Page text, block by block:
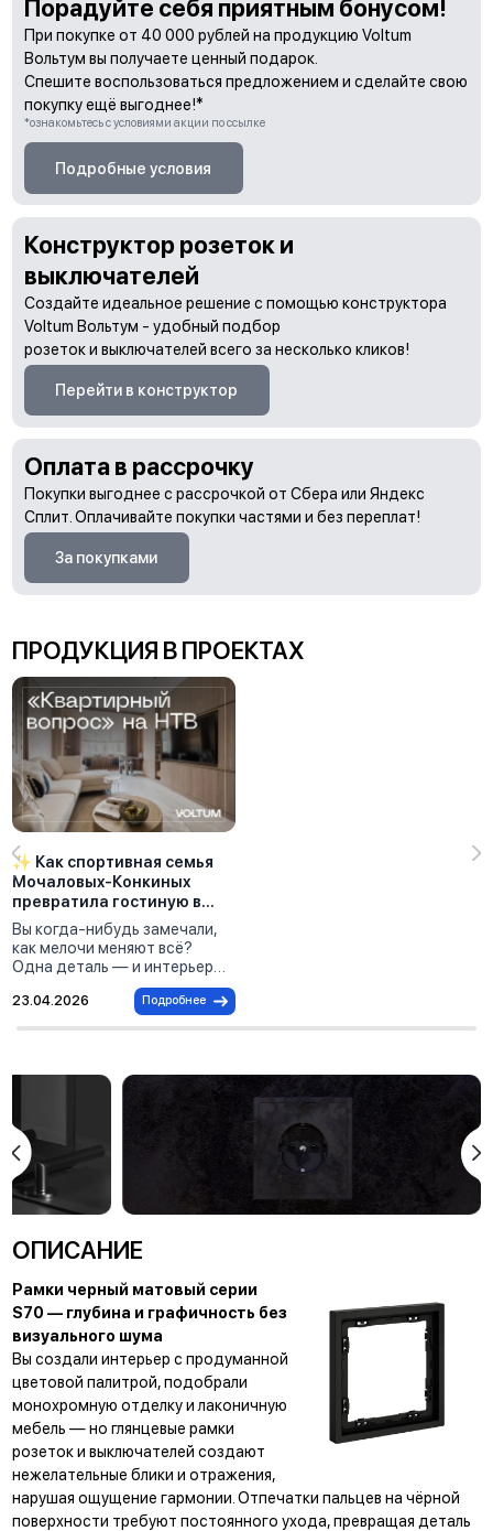
Порадуйте себя приятным бонусом!
При покупке от 40 000 рублей на продукцию Voltum
Вольтум вы получаете ценный подарок.
Спешите воспользоваться предложением и сделайте свою
покупку ещё выгоднее!*
*ознакомьтесь с условиями акции по ссылке
Подробные условия
Конструктор розеток и
выключателей
Создайте идеальное решение с помощью конструктора
Voltum Вольтум - удобный подбор
розеток и выключателей всего за несколько кликов!
Перейти в конструктор
Оплата в рассрочку
Покупки выгоднее с рассрочкой от Сбера или Яндекс
Сплит. Оплачивайте покупки частями и без переплат!
За покупками
ПРОДУКЦИЯ В ПРОЕКТАХ
✨ Как спортивная семья
Мочаловых-Конкиных
превратила гостиную в
пространство побед
вместе с VOLTUM
Вы когда-нибудь замечали,
как мелочи меняют всё?
Одна деталь — и интерьер
заиграет по-новому. Именно
так случилось с семьёй
Мочаловых-Конкиных —
жизни. В их доме ни дня не
виды спорта они меняют как
перчатки: после
скандинавской ходьбы
берутся за теннисные
ракетки, а потом с азартом
переключаются на
23.04.2026 Подробнее
ОПИСАНИЕ
Рамки черный матовый серии
S70 — глубина и графичность без
визуального шума
Вы создали интерьер с продуманной
цветовой палитрой, подобрали
монохромную отделку и лаконичную
мебель — но глянцевые рамки
розеток и выключателей создают
нежелательные блики и отражения,
нарушая ощущение гармонии. Отпечатки пальцев на чёрной
поверхности требуют постоянного ухода, превращая деталь